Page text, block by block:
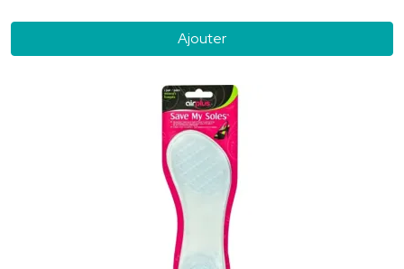
Ajouter